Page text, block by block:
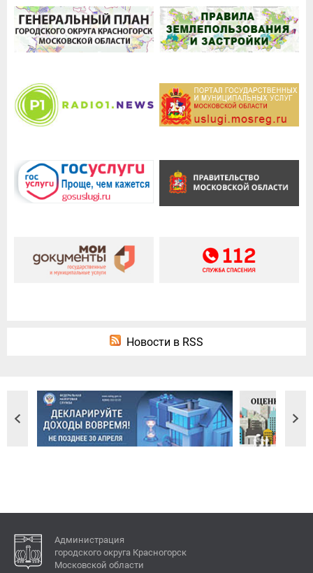
Новости в RSS
Администрация
городского округа Красногорск
Московской области